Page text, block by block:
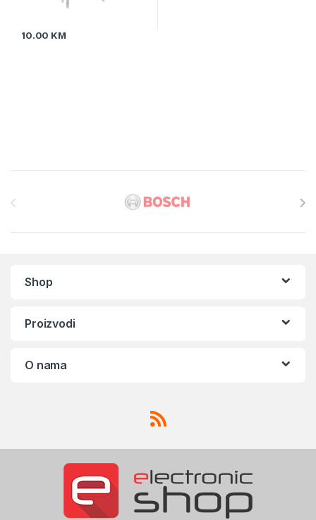
10.00 KM
Shop
Proizvodi
O nama